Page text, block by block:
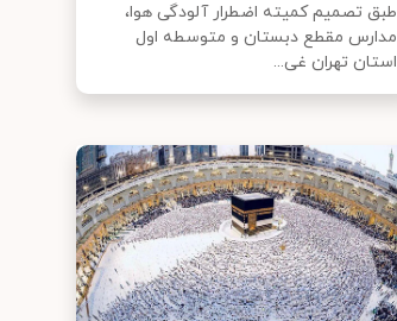
طبق تصمیم کمیته اضطرار آلودگی هوا،
مدارس مقطع دبستان و متوسطه اول
استان تهران غی...